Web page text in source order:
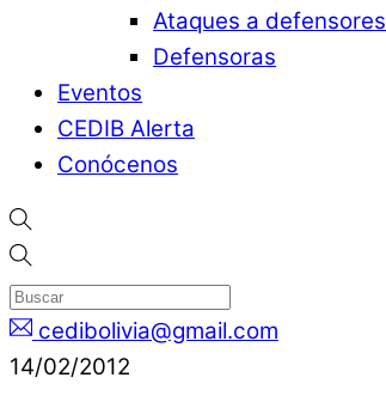
Ataques a defensores
Defensoras
Eventos
CEDIB Alerta
Conócenos
cedibolivia@gmail.com
14/02/2012